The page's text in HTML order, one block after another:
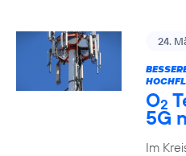
24.
O2
5G
Im